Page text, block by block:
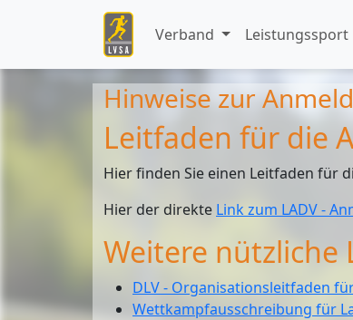
Verband Leistungssport
Hinweise zur
Leitfaden für die
Hier finden Sie einen Leitfaden für
Hier der direkte Link zum LADV -
Weitere nützliche
DLV - Organisationsleitfaden
Wettkampfausschreibung für